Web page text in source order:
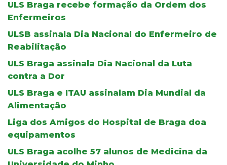
ULS Braga recebe formação da Ordem dos
Enfermeiros
ULSB assinala Dia Nacional do Enfermeiro de
Reabilitação
ULS Braga assinala Dia Nacional da Luta
contra a Dor
ULS Braga e ITAU assinalam Dia Mundial da
Alimentação
Liga dos Amigos do Hospital de Braga doa
equipamentos
ULS Braga acolhe 57 alunos de Medicina da